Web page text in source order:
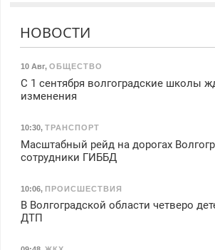
НОВОСТИ
10 Авг, ОБЩЕСТВО
С 1 сентября волгоградские школы
изменения
10:30, ТРАНСПОРТ
Масштабный рейд на дорогах
сотрудники ГИББД
10:06, ПРОИСШЕСТВИЯ
В Волгоградской области четверо
ДТП